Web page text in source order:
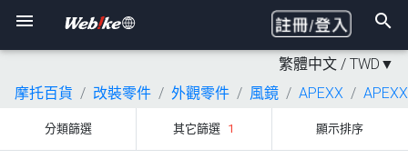
繁體中文 / TWD ▼
摩托百貨
改裝零件 外觀零件 風鏡 APEXX APEXX
分類篩選 其它篩選 1 顯示排序